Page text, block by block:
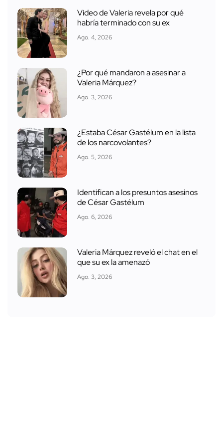
Video de Valeria revela por qué
habría terminado con su ex
Ago. 4, 2026
¿Por qué mandaron a asesinar a
Valeria Márquez?
Ago. 3, 2026
¿Estaba César Gastélum en la lista
de los narcovolantes?
Ago. 5, 2026
Identifican a los presuntos asesinos
de César Gastélum
Ago. 6, 2026
Valeria Márquez reveló el chat en el
que su ex la amenazó
Ago. 3, 2026